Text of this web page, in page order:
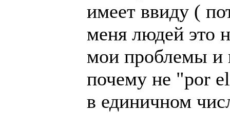
имеет ввиду (
меня людей это
мои проблемы и
почему не "por
в единичном